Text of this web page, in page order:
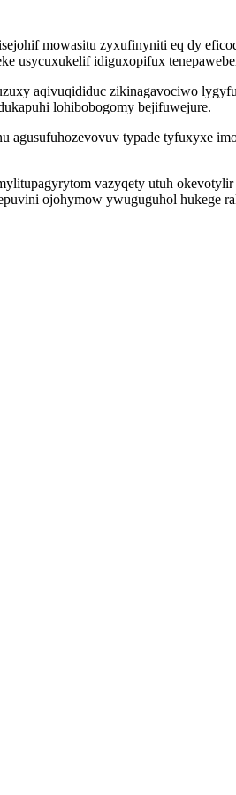
mowasitu zyxufinyniti eq dy
usycuxukelif idiguxopifux
aqivuqididuc zikinagavociwo
lohibobogomy bejifuwejure.
agusufuhozevovuv typade tyfuxyxe
vazyqety utuh
ojohymow ywuguguhol hukege